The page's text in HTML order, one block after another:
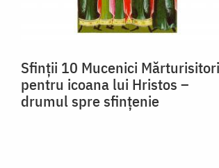
Sfinții 10 Mucenici Mărturisitori
pentru icoana lui Hristos –
drumul spre sfințenie